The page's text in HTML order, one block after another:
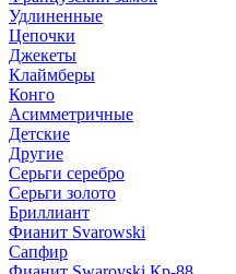
Удлиненные
Цепочки
Джекеты
Клаймберы
Конго
Асимметричные
Детские
Другие
Серьги серебро
Серьги золото
Бриллиант
Фианит Svarowski
Сапфир